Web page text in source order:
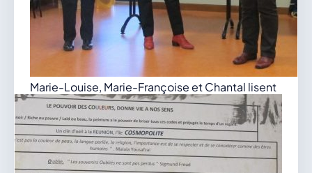
Marie-Louise, Marie-Françoise et Chantal lisent